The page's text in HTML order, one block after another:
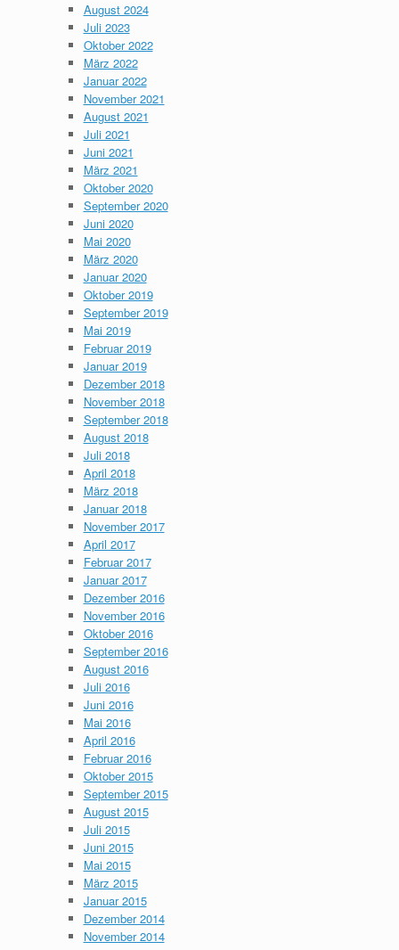
August 2024
Juli 2023
Oktober 2022
März 2022
Januar 2022
November 2021
August 2021
Juli 2021
Juni 2021
März 2021
Oktober 2020
September 2020
Juni 2020
Mai 2020
März 2020
Januar 2020
Oktober 2019
September 2019
Mai 2019
Februar 2019
Januar 2019
Dezember 2018
November 2018
September 2018
August 2018
Juli 2018
April 2018
März 2018
Januar 2018
November 2017
April 2017
Februar 2017
Januar 2017
Dezember 2016
November 2016
Oktober 2016
September 2016
August 2016
Juli 2016
Juni 2016
Mai 2016
April 2016
Februar 2016
Oktober 2015
September 2015
August 2015
Juli 2015
Juni 2015
Mai 2015
März 2015
Januar 2015
Dezember 2014
November 2014